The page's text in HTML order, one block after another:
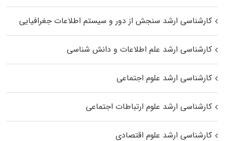
کارشناسی ارشد سنجش از دور و سیستم اطلاعات جغرافیایی
کارشناسی ارشد علم اطلاعات و دانش شناسی
کارشناسی ارشد علوم اجتماعی
کارشناسی ارشد علوم ارتباطات اجتماعی
کارشناسی ارشد علوم اقتصادی